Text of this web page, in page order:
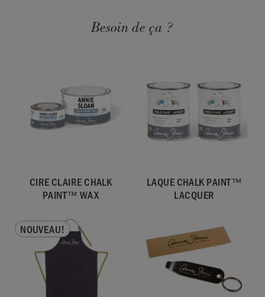
Besoin de ça ?
CIRE CLAIRE CHALK
PAINT™ WAX
LAQUE CHALK PAINT™
LACQUER
NOUVEAU!